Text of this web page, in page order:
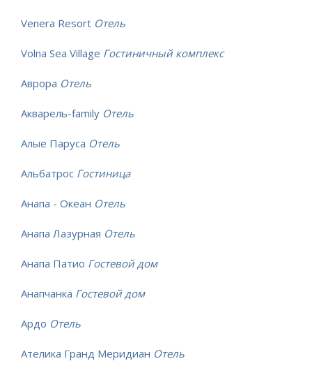
Venera Resort Отель
Volna Sea Village Гостиничный комплекс
Аврора Отель
Акварель-family Отель
Алые Паруса Отель
Альбатрос Гостиница
Анапа - Океан Отель
Анапа Лазурная Отель
Анапа Патио Гостевой дом
Анапчанка Гостевой дом
Ардо Отель
Ателика Гранд Меридиан Отель